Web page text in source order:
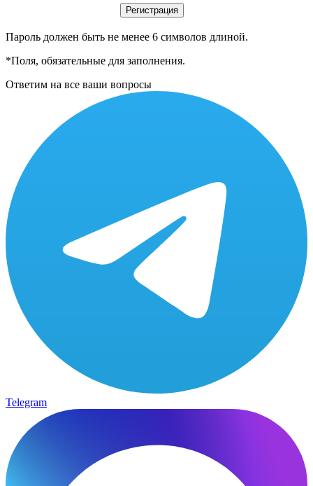
Пароль должен быть не менее 6 символов длиной.
*Поля, обязательные для заполнения.
Ответим на все ваши вопросы
Telegram